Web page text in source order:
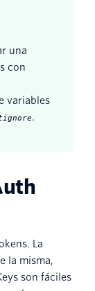
una
con
variables
.
La
la misma,
son fáciles